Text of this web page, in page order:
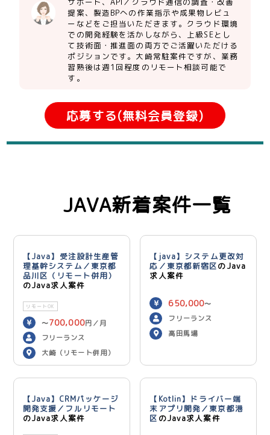
サポート、API／クラウド通信の調査・改善
提案、製造BPへの作業指示や成果物レビュ
ーなどをご担当いただきます。クラウド環境
での開発経験を活かしながら、上級SEとし
て技術面・推進面の両方でご活躍いただける
ポジションです。大崎常駐案件ですが、業務
習熟後は週1回程度のリモート相談可能で
す。
応募する(無料会員登録)
JAVA新着案件一覧
【Java】受注設計生産管
理基幹システム／東京都
品川区（リモート併用）
のJava求人案件
リモートOK
〜700,000円／月
フリーランス
大崎（リモート併用）
【java】システム更改対
応／東京都新宿区のJava
求人案件
650,000〜
750,000 円／月
フリーランス
高田馬場
【Java】CRMパッケージ
開発支援／フルリモート
のJava求人案件
【Kotlin】ドライバー端
末アプリ開発／東京都港
区 のJava求人案件